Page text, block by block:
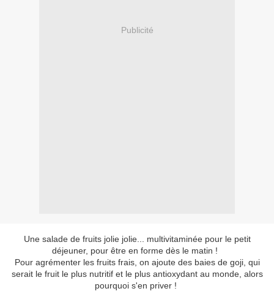
Publicité
Une salade de fruits jolie jolie... multivitaminée pour le petit
déjeuner, pour être en forme dès le matin !
Pour agrémenter les fruits frais, on ajoute des baies de goji, qui
serait le fruit le plus nutritif et le plus antioxydant au monde, alors
pourquoi s'en priver !